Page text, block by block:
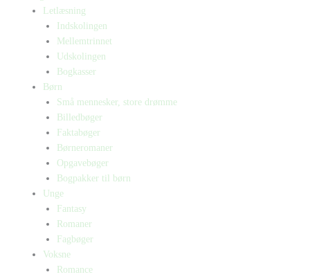
Letlæsning
Indskolingen
Mellemtrinnet
Udskolingen
Bogkasser
Børn
Små mennesker, store drømme
Billedbøger
Faktabøger
Børneromaner
Opgavebøger
Bogpakker til børn
Unge
Fantasy
Romaner
Fagbøger
Voksne
Romance